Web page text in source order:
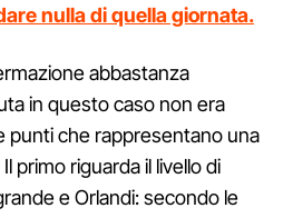
nulla di quella giornata.
abbastanza
in questo caso non era
punti che rappresentano una
primo riguarda il livello di
e Orlandi: secondo le